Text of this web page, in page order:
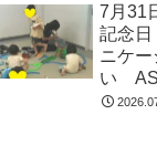
市 つ
市 守
7月31
記念
ニケ
い
症 児